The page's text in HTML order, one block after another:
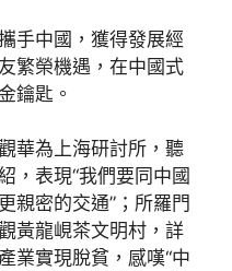
手中國，獲得發展經
繁榮機遇，在中國式
鑰匙。
華為上海研討所，聽
，表現“我們要同中國
親密的交通”；所羅門
黃龍峴茶文明村，詳
業實現脫貧，感嘆“中